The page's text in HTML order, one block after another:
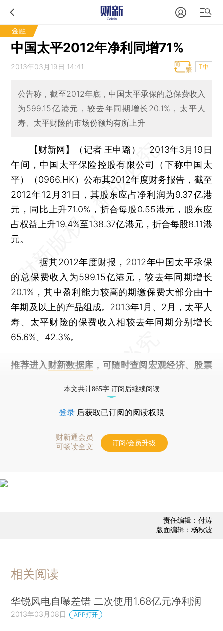
金融
中国太平2012年净利同增71%
2013年03月19日 14:41 T中
公告称，截至2012年底，中国太平承保的总保费收入
为599.15亿港元，较去年同期增长20.1%，太平人
寿、太平财险的市场份额均有所上升
【财新网】（记者 王申璐 ）
2013年3月19日
午间，中国太平保险控股有限公司（下称中国太
平）（0966.HK）公布其2012年度财务报告，截至
2012年12月31日，其股东应占净利润为9.37亿港
元，同比上升71.0%，折合每股0.55港元，股东应
占权益上升19.4%至138.37亿港元，折合每股8.11港
元。
据其2012年度财报，2012年中国太平承保
的总保费收入为599.15亿港元，较去年同期增长
20.1%，其中盈利能力较高的期缴保费大部分由十
年期及以上的产品组成。2013年1月、2月，太平人
寿、太平财险的保费收入相较去年同期分别增长
65.6%、42.3%。
推荐进入 财新数据库 ，可随时查阅宏观经济、股票
本文共计865字 订阅后继续阅读
登录 后获取已订阅的阅读权限
财新通会员
可畅读全文
订阅/会员升级
责任编辑：付涛
版面编辑：杨秋波
相关阅读
华锐风电自曝差错 二次使用1.68亿元净利润
2013年03月08日 APP打开